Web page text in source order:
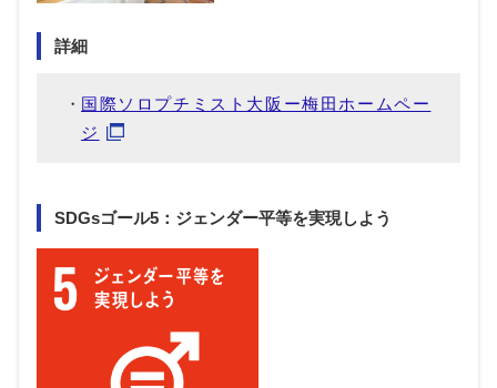
詳細
国際ソロプチミスト大阪ー梅田ホームペー
ジ
SDGsゴール5：ジェンダー平等を実現しよう